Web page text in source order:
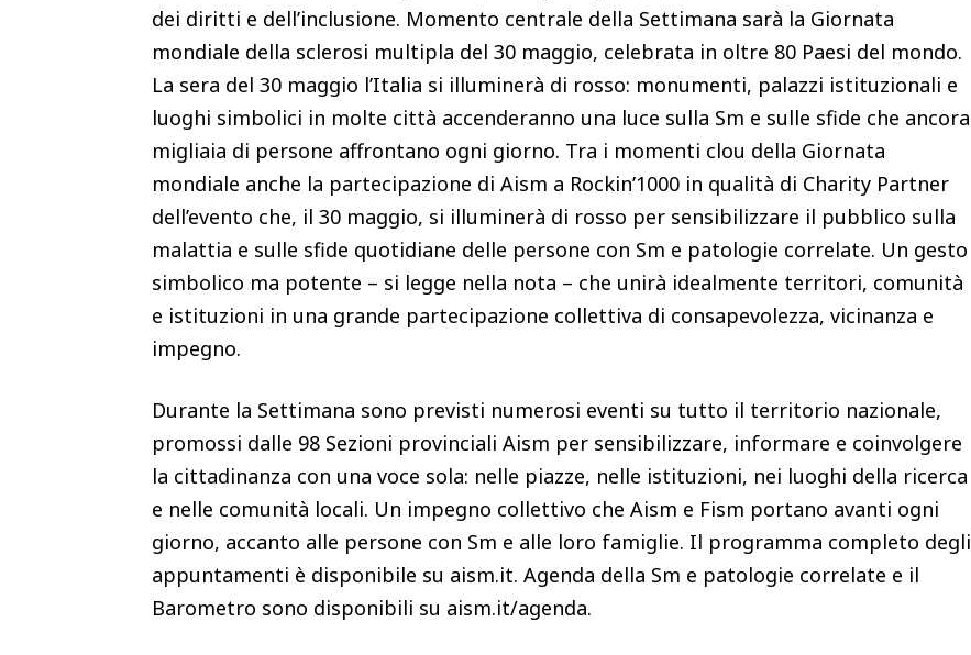
dei diritti e dell’inclusione. Momento centrale della Settimana sarà la Giornata
mondiale della sclerosi multipla del 30 maggio, celebrata in oltre 80 Paesi del mondo.
La sera del 30 maggio l’Italia si illuminerà di rosso: monumenti, palazzi istituzionali e
luoghi simbolici in molte città accenderanno una luce sulla Sm e sulle sfide che ancora
migliaia di persone affrontano ogni giorno. Tra i momenti clou della Giornata
mondiale anche la partecipazione di Aism a Rockin’1000 in qualità di Charity Partner
dell’evento che, il 30 maggio, si illuminerà di rosso per sensibilizzare il pubblico sulla
malattia e sulle sfide quotidiane delle persone con Sm e patologie correlate. Un gesto
simbolico ma potente – si legge nella nota – che unirà idealmente territori, comunità
e istituzioni in una grande partecipazione collettiva di consapevolezza, vicinanza e
impegno.
Durante la Settimana sono previsti numerosi eventi su tutto il territorio nazionale,
promossi dalle 98 Sezioni provinciali Aism per sensibilizzare, informare e coinvolgere
la cittadinanza con una voce sola: nelle piazze, nelle istituzioni, nei luoghi della ricerca
e nelle comunità locali. Un impegno collettivo che Aism e Fism portano avanti ogni
giorno, accanto alle persone con Sm e alle loro famiglie. Il programma completo degli
appuntamenti è disponibile su aism.it. Agenda della Sm e patologie correlate e il
Barometro sono disponibili su aism.it/agenda.